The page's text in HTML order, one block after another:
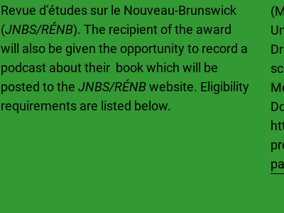
Revue d’études sur le Nouveau-Brunswick
(JNBS/RÉNB). The recipient of the award
will also be given the opportunity to record a
podcast about their book which will be
posted to the JNBS/RÉNBwebsite. Eligibility
requirements are listed below.